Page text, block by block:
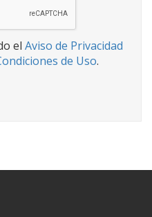
el Aviso de Privacidad
de Uso.